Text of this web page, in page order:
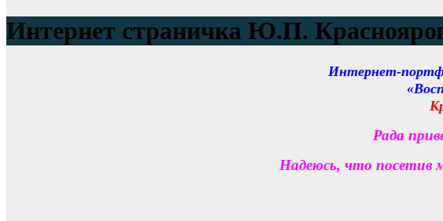
Интернет страничка Ю.П.
Интернет-
Рада
Надеюсь, что посетив